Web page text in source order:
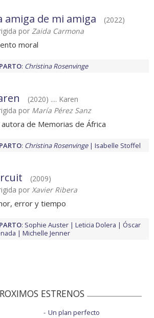
amiga de mi amiga
(2022)
por Zaida Carmona
moral
: Christina Rosenvinge
(2020) .... Karen
por María Pérez Sanz
autora de Memorias de África
: Christina Rosenvinge Isabelle Stoffel
(2009)
por Xavier Ribera
error y tiempo
: Sophie Auster Leticia Dolera
Óscar
Michelle Jenner
ESTRENOS
Un plan perfecto